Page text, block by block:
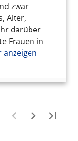
zwar
Alter,
darüber
Frauen in
anzeigen